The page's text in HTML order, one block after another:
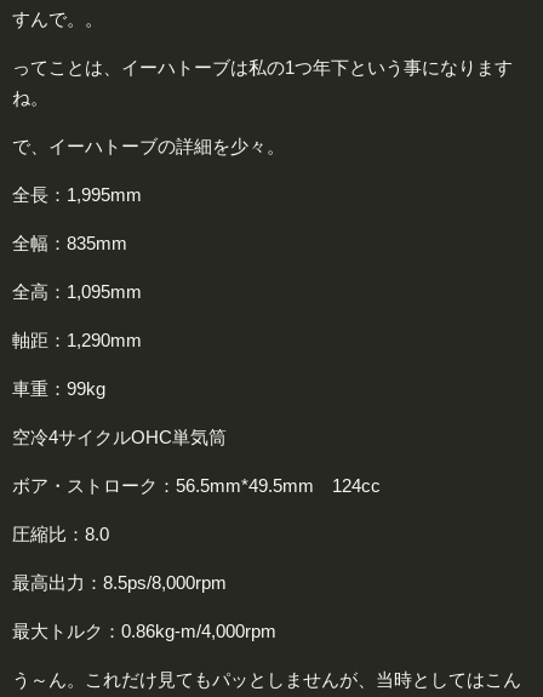
すんで。。
ってことは、イーハトーブは私の1つ年下という事になります
ね。
で、イーハトーブの詳細を少々。
全長：1,995mm
全幅：835mm
全高：1,095mm
軸距：1,290mm
車重：99kg
空冷4サイクルOHC単気筒
ボア・ストローク：56.5mm*49.5mm 124cc
圧縮比：8.0
最高出力：8.5ps/8,000rpm
最大トルク：0.86kg-m/4,000rpm
う～ん。これだけ見てもパッとしませんが、当時としてはこん